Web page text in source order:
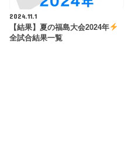
2024.11.1
【結果】夏の福島大会2024年
全試合結果一覧